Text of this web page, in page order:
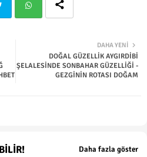
DAHA YENI
DOĞAL GÜZELLİK AYGIRDİBİ
ŞELALESİNDE SONBAHAR GÜZELLİĞİ -
GEZGİNİN ROTASI DOĞAM
Daha fazla göster